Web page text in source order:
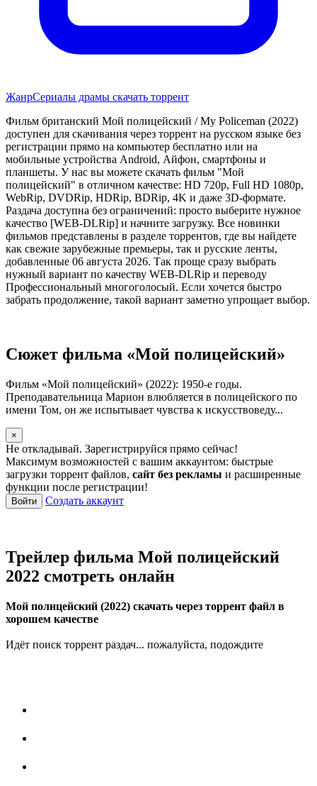
ЖанрСериалы драмы скачать торрент
Фильм британский Мой полицейский / My Policeman (2022)
доступен для скачивания через торрент на русском языке без
регистрации прямо на компьютер бесплатно или на
мобильные устройства Android, Айфон, смартфоны и
планшеты. У нас вы можете скачать фильм "Мой
полицейский" в отличном качестве: HD 720p, Full HD 1080p,
WebRip, DVDRip, HDRip, BDRip, 4K и даже 3D-формате.
Раздача доступна без ограничений: просто выберите нужное
качество [WEB-DLRip] и начните загрузку. Все новинки
фильмов представлены в разделе торрентов, где вы найдете
как свежие зарубежные премьеры, так и русские ленты,
добавленные 06 августа 2026. Так проще сразу выбрать
нужный вариант по качеству WEB-DLRip и переводу
Профессиональный многоголосый. Если хочется быстро
забрать продолжение, такой вариант заметно упрощает выбор.
Сюжет фильма «Мой полицейский»
Фильм «Мой полицейский» (2022): 1950-е годы.
Преподавательница Марион влюбляется в полицейского по
имени Том, он же испытывает чувства к искусствоведу...
×
Не откладывай. Зарегистрируйся прямо сейчас!
Максимум возможностей с вашим аккаунтом: быстрые
загрузки торрент файлов, сайт без рекламы и расширенные
функции после регистрации!
Войти Создать аккаунт
Трейлер фильма Мой полицейский
2022 смотреть онлайн
Мой полицейский (2022) скачать через торрент файл в
хорошем качестве
Идёт поиск торрент раздач... пожалуйста, подождите